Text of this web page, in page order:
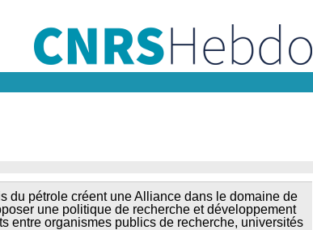
du pétrole créent une Alliance dans le domaine de
une politique de recherche et développement
entre organismes publics de recherche, universités